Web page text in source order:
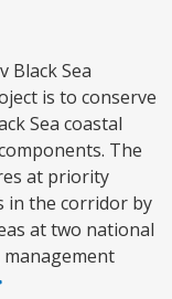
Black Sea
is to conserve
Sea coastal
The
at priority
in the corridor by
at two national